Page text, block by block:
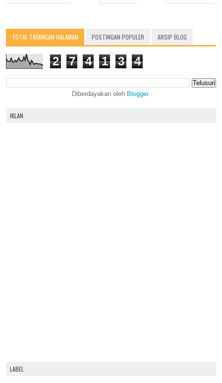
TOTAL TAYANGAN HALAMAN POSTINGAN POPULER ARSIP BLOG
2 7 4 1 3 4
Diberdayakan oleh Blogger.
IKLAN
LABEL